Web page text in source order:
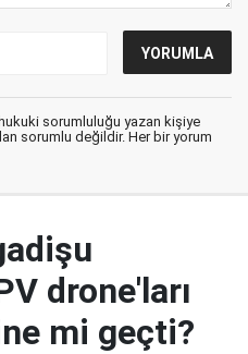
sorumluluğu yazan kişiye
sorumlu değildir. Her bir yorum
drone'ları
mi geçti?